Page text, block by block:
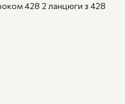
428 2 ланцюги з 428